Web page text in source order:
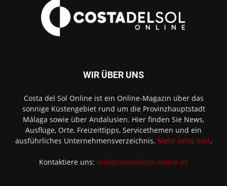
WIR ÜBER UNS
Costa del Sol Online ist ein Online-Magazin über das
sonnige Küstengebiet rund um die Provinzhauptstadt
Málaga sowie über Andalusien. Hier finden Sie News,
Ausflüge, Orte, Freizeittipps, Servicethemen und ein
ausführliches Unternehmensverzeichnis. Mehr Infos hier.
Kontaktiere uns: info@costadelsol-online.es